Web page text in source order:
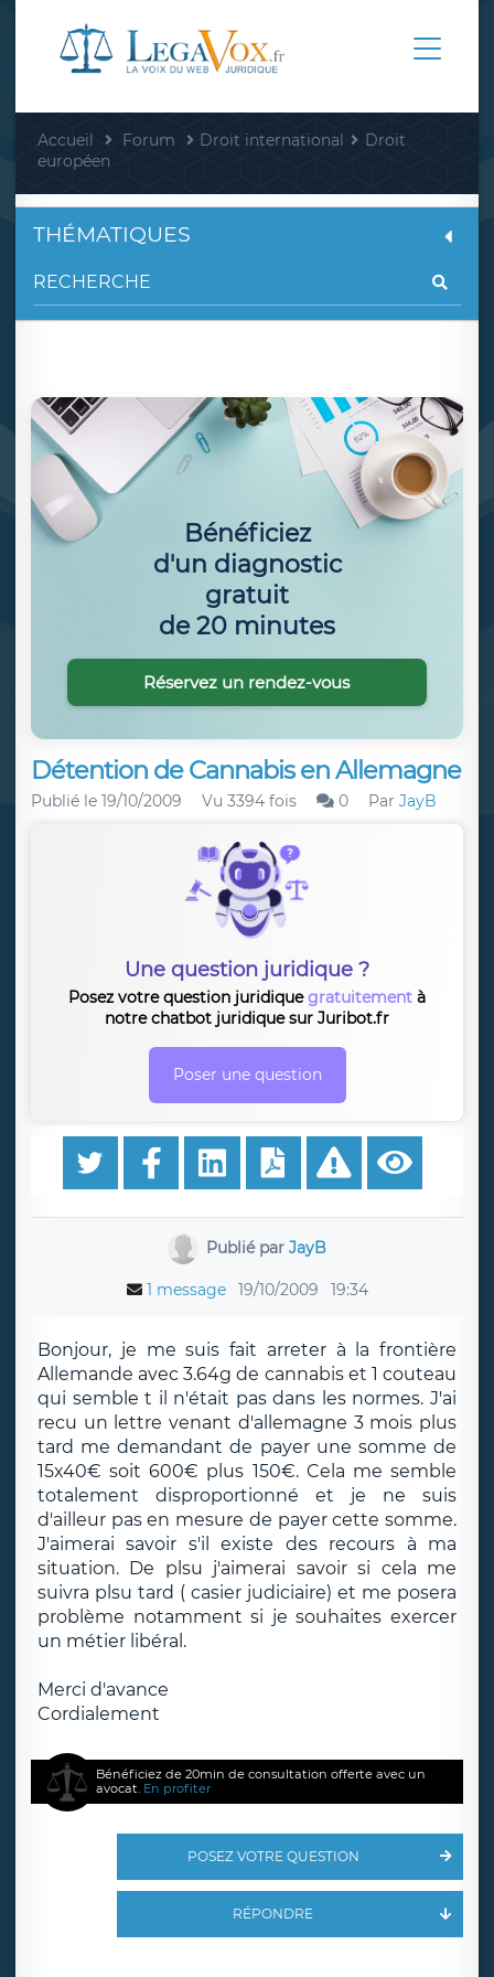
Accueil Forum Droit international
Droit
européen
Détention de Cannabis en Allemagne
Publié le 19/10/2009 Vu 3394 fois 0 Par JayB
Une question juridique ?
Posez votre question juridiquegratuitement à
notre chatbot juridique sur Juribot.fr
Poser une question
Publié parJayB
1 message 19/10/2009 19:34
Bonjour, je me suis fait arreter à la frontière
Allemande avec 3.64g de cannabis et 1 couteau
qui semble t il n'était pas dans les normes. J'ai
recu un lettre venant d'allemagne 3 mois plus
tard me demandant de payer une somme de
15x40€ soit 600€ plus 150€. Cela me semble
totalement disproportionné et je ne suis
d'ailleur pas en mesure de payer cette somme.
J'aimerai savoir s'il existe des recours à ma
situation. De plsu j'aimerai savoir si cela me
suivra plsu tard ( casier judiciaire) et me posera
problème notamment si je souhaites exercer
un métier libéral.
Merci d'avance
Cordialement
Bénéficiez de 20min de consultation offerte avec un
avocat. En profiter
POSEZ VOTRE QUESTION
RÉPONDRE
THÉMATIQUES
Bénéficiez
d'un diagnostic
gratuit
de 20 minutes
Réservez un rendez-vous